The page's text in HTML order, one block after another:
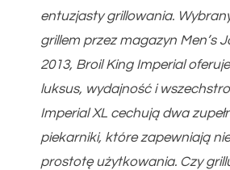
entuzjasty grillowania.
grillem przez magazyn Men’s
2013, Broil King Imperial
luksus, wydajność i
Imperial XL cechują dwa
piekarniki, które zapewniają
prostotę użytkowania. Czy